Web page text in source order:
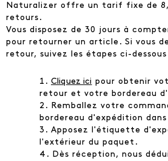
Naturalizer offre un tarif fixe de
retours.
Vous disposez de 30 jours à
pour retourner un article. Si vous
retour, suivez les étapes ci-dessous
Cliquez ici pour obtenir
retour et votre bordereau
Remballez votre
bordereau d'expédition
Apposez l'étiquette
l'extérieur du paquet.
Dès réception, nous